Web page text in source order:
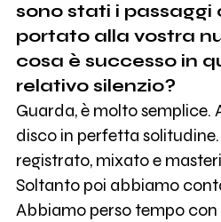
sono stati i passaggi
portato alla vostra
cosa è successo in
relativo silenzio?
Guarda, è molto semplice.
disco in perfetta
registrato, mixato e
Soltanto poi abbiamo
Abbiamo perso tempo con